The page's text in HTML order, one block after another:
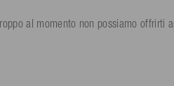
al momento non possiamo offrirti